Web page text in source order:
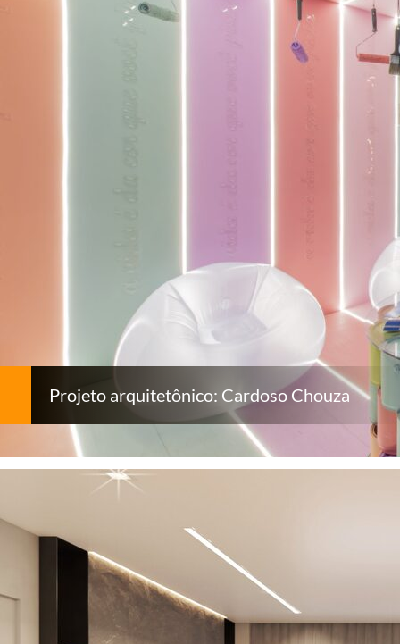
Projeto arquitetônico: Cardoso Chouza